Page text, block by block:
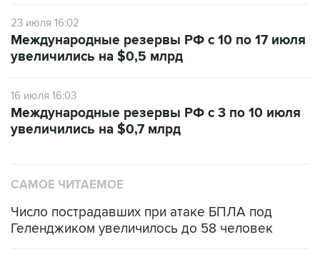
23 июля 16:02
Международные резервы РФ с 10 по 17 июля
увеличились на $0,5 млрд
16 июля 16:03
Международные резервы РФ с 3 по 10 июля
увеличились на $0,7 млрд
САМОЕ ЧИТАЕМОЕ
Число пострадавших при атаке БПЛА под
Геленджиком увеличилось до 58 человек